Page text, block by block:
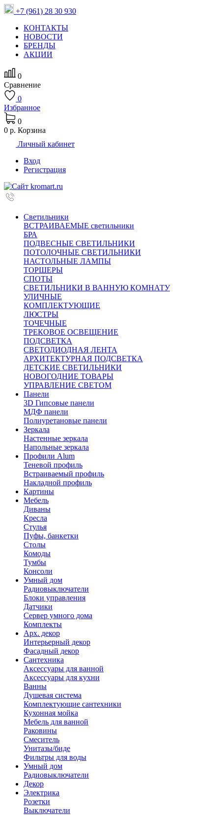
+7 (961) 28 30 930
КОНТАКТЫ
НОВОСТИ
БРЕНДЫ
АКЦИИ
0
Сравнение
0
Избранное
0
0 р. Корзина
Личный кабинет
Вход
Регистрация
Светильники
ВСТРАИВАЕМЫЕ светильники
БРА
ПОДВЕСНЫЕ СВЕТИЛЬНИКИ
ПОТОЛОЧНЫЕ СВЕТИЛЬНИКИ
НАСТОЛЬНЫЕ ЛАМПЫ
ТОРШЕРЫ
СПОТЫ
СВЕТИЛЬНИКИ В ВАННУЮ КОМНАТУ
УЛИЧНЫЕ
КОМПЛЕКТУЮЩИЕ
ЛЮСТРЫ
ТОЧЕЧНЫЕ
ТРЕКОВОЕ ОСВЕЩЕНИЕ
ПОДСВЕТКА
СВЕТОДИОДНАЯ ЛЕНТА
АРХИТЕКТУРНАЯ ПОДСВЕТКА
ДЕТСКИЕ СВЕТИЛЬНИКИ
НОВОГОДНИЕ ТОВАРЫ
УПРАВЛЕНИЕ СВЕТОМ
Панели
3D Гипсовые панели
МДФ панели
Полиуретановые панели
Зеркала
Настенные зеркала
Напольные зеркала
Профили Alum
Теневой профиль
Встраиваемый профиль
Накладной профиль
Картины
Мебель
Диваны
Кресла
Стулья
Пуфы, банкетки
Столы
Комоды
Тумбы
Консоли
Умный дом
Радиовыключатели
Блоки управления
Датчики
Сервер умного дома
Комплекты
Арх. декор
Интерьерный декор
Фасадный декор
Сантехника
Аксессуары для ванной
Аксессуары для кухни
Ванны
Душевая система
Комплектующие сантехники
Кухонная мойка
Мебель для ванной
Раковины
Смеситель
Унитазы/биде
Фильтры для воды
Умный дом
Радиовыключатели
Декор
Электрика
Розетки
Выключатели